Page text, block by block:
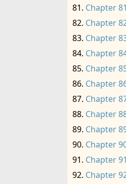
Chapter 81
Chapter
Chapter
Chapter
Chapter
Chapter
Chapter
Chapter
Chapter
Chapter
Chapter 91
Chapter